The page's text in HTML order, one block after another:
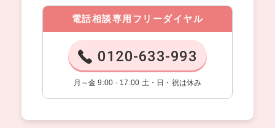
電話相談専用フリーダイヤル
0120-633-993
月～金 9:00 - 17:00 土・日・祝は休み